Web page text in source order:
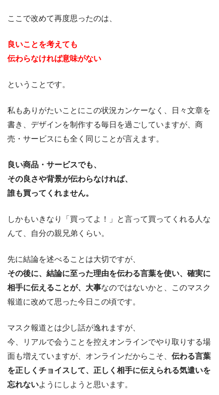
ここで改めて再度思ったのは、
良いことを考えても
伝わらなければ意味がない
ということです。
私もありがたいことにこの状況カンケーなく、日々文章を
書き、デザインを制作する毎日を過ごしていますが、商
売・サービスにも全く同じことが言えます。
良い商品・サービスでも、
その良さや背景が伝わらなければ、
誰も買ってくれません。
しかもいきなり「買ってよ！」と言って買ってくれる人な
んて、自分の親兄弟くらい。
先に結論を述べることは大切ですが、
その後に、結論に至った理由を伝わる言葉を使い、確実に
相手に伝えることが、大事なのではないかと、このマスク
報道に改めて思った今日この頃です。
マスク報道とは少し話が逸れますが、
今、リアルで会うことを控えオンラインでやり取りする場
面も増えていますが、オンラインだからこそ、 伝わる言葉
を正しくチョイスして、正しく相手に伝えられる気遣いを
忘れないようにしようと思います。